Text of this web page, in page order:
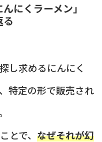
にくラーメン」
し求めるにんにく
特定の形で販売され
とで、 なぜそれが幻